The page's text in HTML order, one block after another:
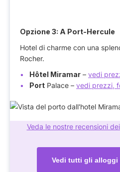
Opzione 3: A Port-Hercule
Hotel di charme con una
Rocher.
Hôtel Miramar – vedi
Port Palace – vedi prezzi,
Veda le nostre recensioni
Vedi tutti gli